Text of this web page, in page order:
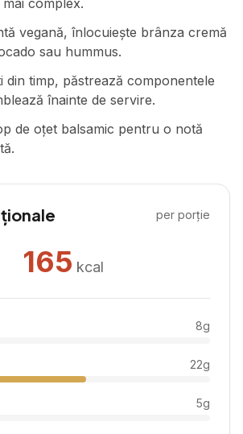
complex.
vegană, înlocuiește brânza cremă
sau hummus.
din timp, păstrează componentele
înainte de servire.
de oțet balsamic pentru o notă
per porție
165 kcal
8g
22g
5g